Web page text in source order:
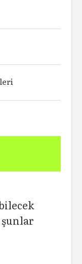
şunlar